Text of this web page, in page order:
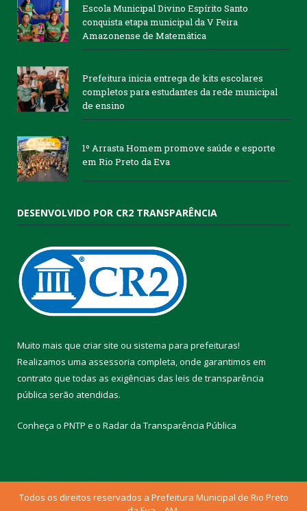
Escola Municipal Divino Espírito Santo
conquista etapa municipal da V Feira
Amazonense de Matemática
Prefeitura inicia entrega de kits escolares
completos para estudantes da rede municipal
de ensino
1º Arrasta Homem promove saúde e esporte
em Rio Preto da Eva
DESENVOLVIDO POR CR2 TRANSPARÊNCIA
Muito mais que criar site ou sistema para prefeituras!
Realizamos uma assessoria completa, onde garantimos em
contrato que todas as exigências das leis de transparência
pública serão atendidas.
Conheça o PNTP e o Radar da Transparência Pública
Todos os direitos reservados a Prefeitura Municipal de Rio Preto